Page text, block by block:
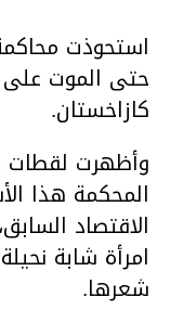
استحوذت
حتى الموت على
كازاخستان.
وأظهرت
المحكمة هذا
الاقتصاد
امرأة شابة
شعرها.